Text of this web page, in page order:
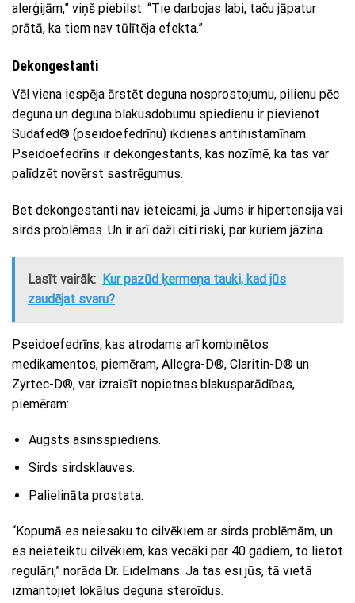
alerģijām,” viņš piebilst. “Tie darbojas labi, taču jāpatur
prātā, ka tiem nav tūlītēja efekta.”
Dekongestanti
Vēl viena iespēja ārstēt deguna nosprostojumu, pilienu pēc
deguna un deguna blakusdobumu spiedienu ir pievienot
Sudafed® (pseidoefedrīnu) ikdienas antihistamīnam.
Pseidoefedrīns ir dekongestants, kas nozīmē, ka tas var
palīdzēt novērst sastrēgumus.
Bet dekongestanti nav ieteicami, ja Jums ir hipertensija vai
sirds problēmas. Un ir arī daži citi riski, par kuriem jāzina.
Lasīt vairāk: Kur pazūd ķermeņa tauki, kad jūs
zaudējat svaru?
Pseidoefedrīns, kas atrodams arī kombinētos
medikamentos, piemēram, Allegra-D®, Claritin-D® un
Zyrtec-D®, var izraisīt nopietnas blakusparādības,
piemēram:
Augsts asinsspiediens.
Sirds sirdsklauves.
Palielināta prostata.
“Kopumā es neiesaku to cilvēkiem ar sirds problēmām, un
es neieteiktu cilvēkiem, kas vecāki par 40 gadiem, to lietot
regulāri,” norāda Dr. Eidelmans. Ja tas esi jūs, tā vietā
izmantojiet lokālus deguna steroīdus.